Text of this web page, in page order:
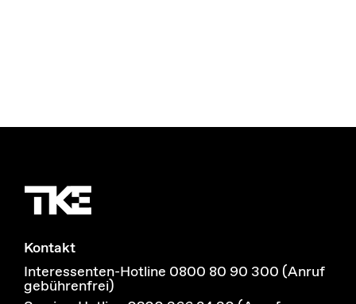
Kontakt
Interessenten-Hotline 0800 80 90 300 (Anruf
gebührenfrei)